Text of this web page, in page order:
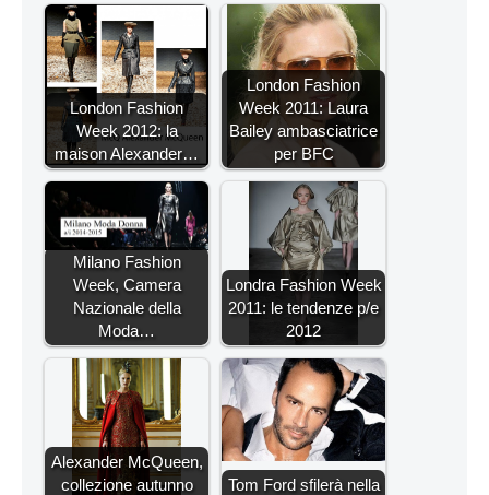
London Fashion
Week 2012: la
maison Alexander…
London Fashion
Week 2011: Laura
Bailey ambasciatrice
per BFC
Milano Fashion
Week, Camera
Nazionale della
Moda…
Londra Fashion Week
2011: le tendenze p/e
2012
Alexander McQueen,
collezione autunno
Tom Ford sfilerà nella